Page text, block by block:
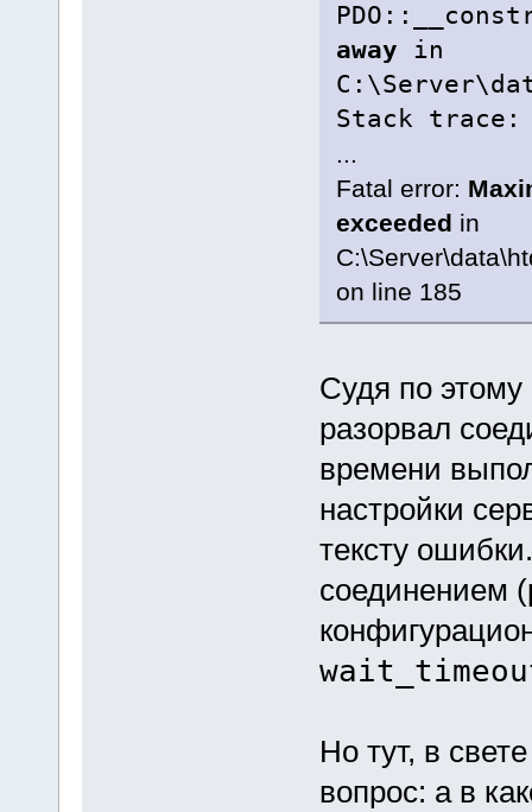
away in
Stack trace:
...
Fatal error:
exceeded in
on line 185
Судя по
разорвал
времени
настройки
тексту
соединением
Но тут, в
вопрос: а в